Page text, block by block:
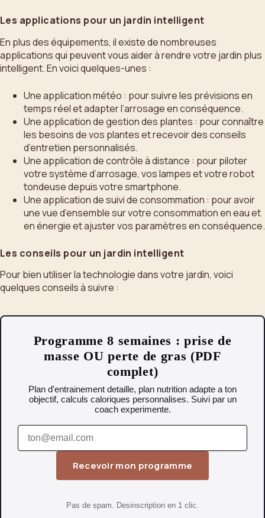
Les applications pour un jardin intelligent
En plus des équipements, il existe de nombreuses
applications qui peuvent vous aider à rendre votre jardin plus
intelligent. En voici quelques-unes :
Une application météo : pour suivre les prévisions en
temps réel et adapter l’arrosage en conséquence.
Une application de gestion des plantes : pour connaître
les besoins de vos plantes et recevoir des conseils
d’entretien personnalisés.
Une application de contrôle à distance : pour piloter
votre système d’arrosage, vos lampes et votre robot
tondeuse depuis votre smartphone.
Une application de suivi de consommation : pour avoir
une vue d’ensemble sur votre consommation en eau et
en énergie et ajuster vos paramètres en conséquence.
Les conseils pour un jardin intelligent
Pour bien utiliser la technologie dans votre jardin, voici
quelques conseils à suivre :
Programme 8 semaines : prise de
masse OU perte de gras (PDF
complet)
Plan d'entrainement detaille, plan nutrition adapte a ton
objectif, calculs caloriques personnalises. Suivi par un
coach experimente.
Recevoir mon programme
Pas de spam. Desinscription en 1 clic.